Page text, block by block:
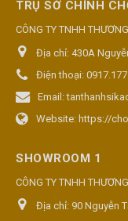
TRỤ SỞ CHÍNH
CÔNG TY TNHH
Địa chỉ: 430A
Điện thoại:
Email:
Website: https://
SHOWROOM 1
CÔNG TY TNHH
Địa chỉ: 90 Nguyễn